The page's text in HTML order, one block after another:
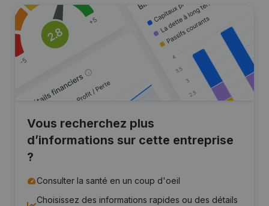
Vous recherchez plus
d’informations sur cette entreprise
?
Consulter la santé en un coup d'oeil
Choisissez des informations rapides ou des détails